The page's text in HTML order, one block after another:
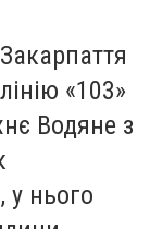
«103»
Водяне з
у нього